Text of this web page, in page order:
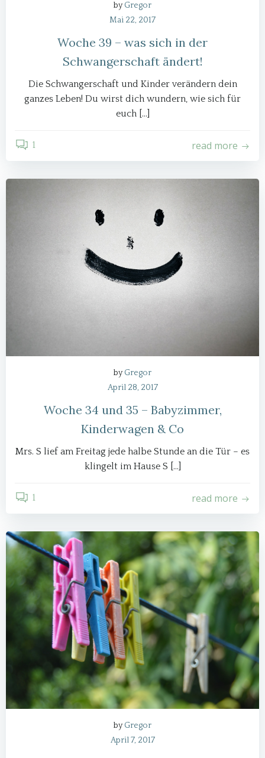
byGregor
Mai 22, 2017
Woche 39 – was sich in der
Schwangerschaft ändert!
Die Schwangerschaft und Kinder verändern dein
ganzes Leben! Du wirst dich wundern, wie sich für
euch […]
1 read more
byGregor
April 28, 2017
Woche 34 und 35 – Babyzimmer,
Kinderwagen & Co
Mrs. S lief am Freitag jede halbe Stunde an die Tür – es
klingelt im Hause S […]
1 read more
byGregor
April 7, 2017